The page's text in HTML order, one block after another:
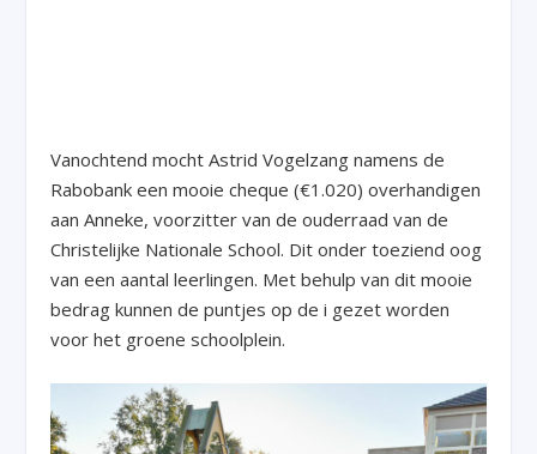
Vanochtend mocht Astrid Vogelzang namens de
Rabobank een mooie cheque (€1.020) overhandigen
aan Anneke, voorzitter van de ouderraad van de
Christelijke Nationale School. Dit onder toeziend oog
van een aantal leerlingen. Met behulp van dit mooie
bedrag kunnen de puntjes op de i gezet worden
voor het groene schoolplein.